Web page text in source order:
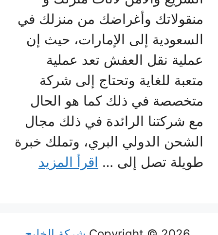
منقولاتك وأغراضك من منزلك في
السعودية إلى الإمارات، حيث إن
عملية نقل العفش تعد عملية
متعبة للغاية وتحتاج إلى شركة
متخصصة في ذلك كما هو الحال
مع شركتنا الرائدة في ذلك مجال
الشحن الدولي البري، وتملك خبرة
طويلة تصل إلى … اقرأ المزيد